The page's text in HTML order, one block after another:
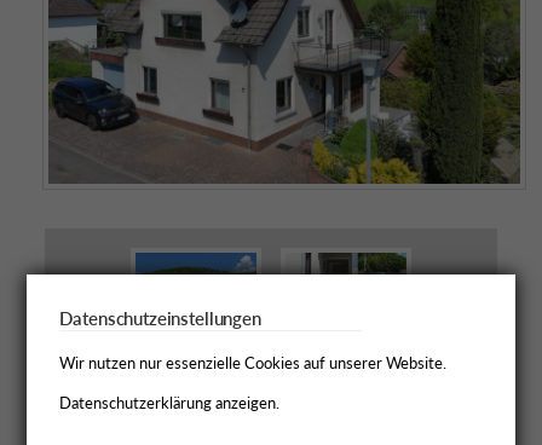
Datenschutzeinstellungen
Wir nutzen nur essenzielle Cookies auf unserer Website.
Datenschutzerklärung anzeigen.